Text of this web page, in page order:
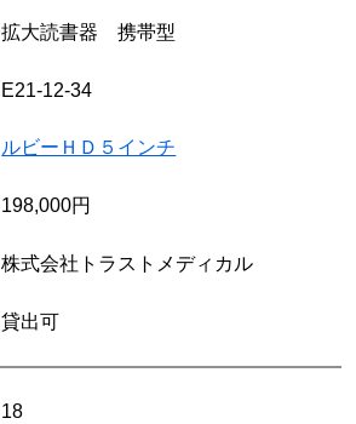
拡大読書器 携帯型
E21-12-34
ルビーＨＤ５インチ
198,000円
株式会社トラストメディカル
貸出可
18